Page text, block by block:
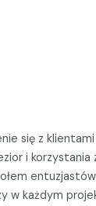
się z
i
w każdym